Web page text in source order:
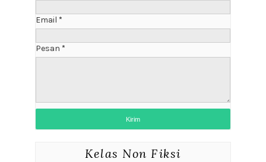
Email *
Pesan *
Kelas Non Fiksi